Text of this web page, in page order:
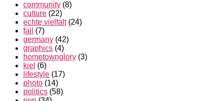
community (8)
culture (22)
echte vielfalt(24)
fail (7)
germany (42)
graphics (4)
hometownglory (3)
kiel (6)
lifestyle (17)
photo (14)
politics (58)